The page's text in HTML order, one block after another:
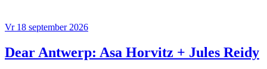
Vr 18 september 2026
Dear Antwerp: Asa Horvitz + Jules Reidy